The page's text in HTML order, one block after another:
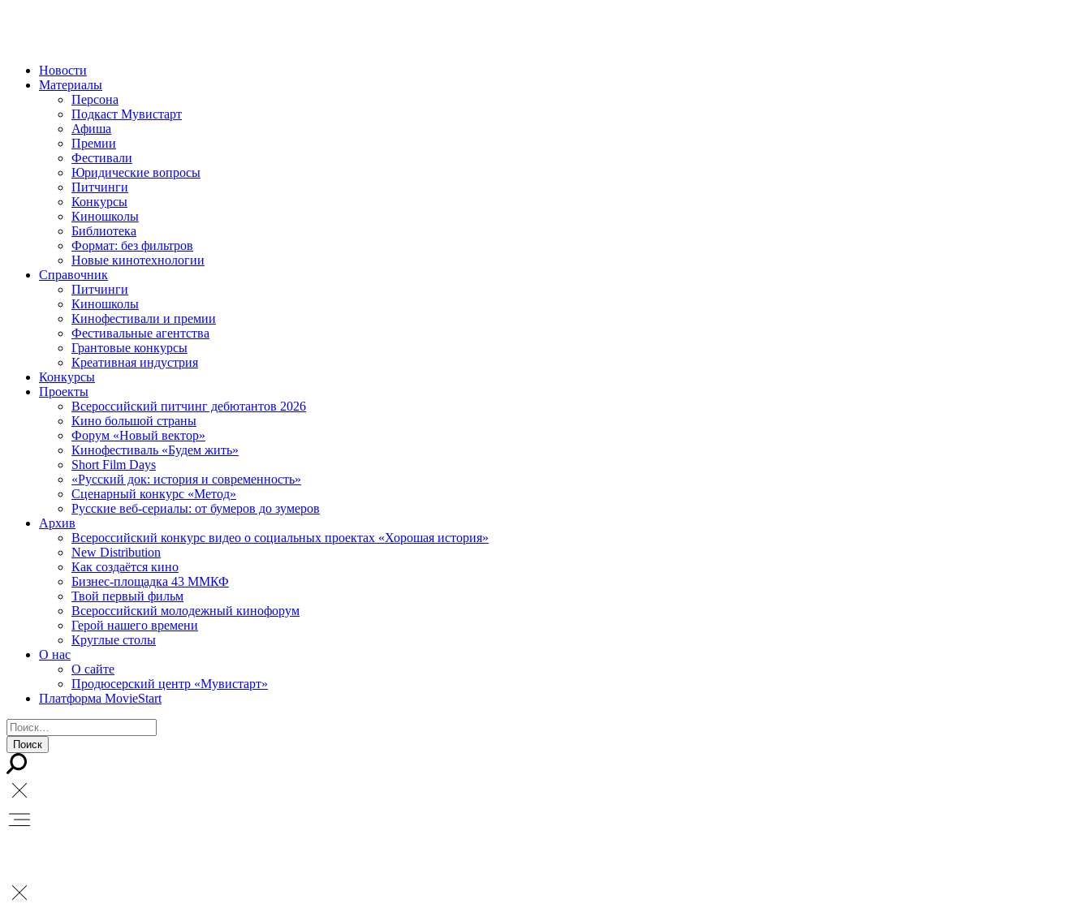
Новости
Материалы
Персона
Подкаст Мувистарт
Афиша
Премии
Фестивали
Юридические вопросы
Питчинги
Конкурсы
Киношколы
Библиотека
Формат: без фильтров
Новые кинотехнологии
Справочник
Питчинги
Киношколы
Кинофестивали и премии
Фестивальные агентства
Грантовые конкурсы
Креативная индустрия
Конкурсы
Проекты
Всероссийский питчинг дебютантов 2026
Кино большой страны
Форум «Новый вектор»
Кинофестиваль «Будем жить»
Short Film Days
«Русский док: история и современность»
Сценарный конкурс «Метод»
Русские веб-сериалы: от бумеров до зумеров
Архив
Всероссийский конкурс видео о социальных проектах «Хорошая история»
New Distribution
Как создаётся кино
Бизнес-площадка 43 ММКФ
Твой первый фильм
Всероссийский молодежный кинофорум
Герой нашего времени
Круглые столы
О нас
О сайте
Продюсерский центр «Мувистарт»
Платформа MovieStart